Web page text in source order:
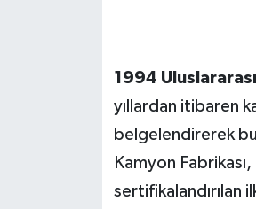
1994
yıllardan itibaren
belgelendirerek
Kamyon
sertifikalandırılan